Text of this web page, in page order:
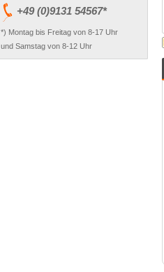
+49 (0)9131 54567*
*) Montag bis Freitag von 8-17 Uhr
und Samstag von 8-12 Uhr